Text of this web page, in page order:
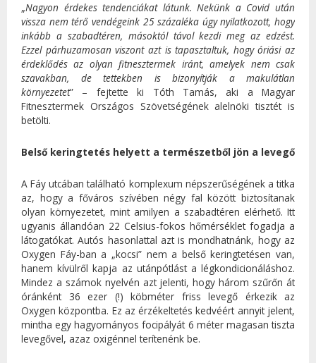
„Nagyon érdekes tendenciákat látunk. Nekünk a Covid után
vissza nem térő vendégeink 25 százaléka úgy nyilatkozott, hogy
inkább a szabadtéren, másoktól távol kezdi meg az edzést.
Ezzel párhuzamosan viszont azt is tapasztaltuk, hogy óriási az
érdeklődés az olyan fitnesztermek iránt, amelyek nem csak
szavakban, de tettekben is bizonyítják a makulátlan
környezetet” – fejtette ki Tóth Tamás, aki a Magyar
Fitnesztermek Országos Szövetségének alelnöki tisztét is
betölti.
Belső keringtetés helyett a természetből jön a levegő
A Fáy utcában található komplexum népszerűségének a titka
az, hogy a főváros szívében négy fal között biztosítanak
olyan környezetet, mint amilyen a szabadtéren elérhető. Itt
ugyanis állandóan 22 Celsius-fokos hőmérséklet fogadja a
látogatókat. Autós hasonlattal azt is mondhatnánk, hogy az
Oxygen Fáy-ban a „kocsi” nem a belső keringtetésen van,
hanem kívülről kapja az utánpótlást a légkondicionáláshoz.
Mindez a számok nyelvén azt jelenti, hogy három szűrőn át
óránként 36 ezer (!) köbméter friss levegő érkezik az
Oxygen központba. Ez az érzékeltetés kedvéért annyit jelent,
mintha egy hagyományos focipályát 6 méter magasan tiszta
levegővel, azaz oxigénnel terítenénk be.